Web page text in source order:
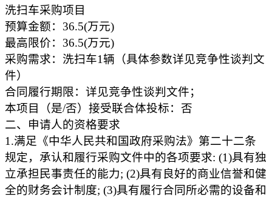
洗扫车采购项目
预算金额：36.5(万元)
最高限价：36.5(万元)
采购需求：洗扫车1辆（具体参数详见竞争性谈判文
件）
合同履行期限：详见竞争性谈判文件；
本项目（是/否）接受联合体投标：否
二、申请人的资格要求
1.满足《中华人民共和国政府采购法》第二十二条
规定，承认和履行采购文件中的各项要求: (1)具有独
立承担民事责任的能力; (2)具有良好的商业信誉和健
全的财务会计制度; (3)具有履行合同所必需的设备和